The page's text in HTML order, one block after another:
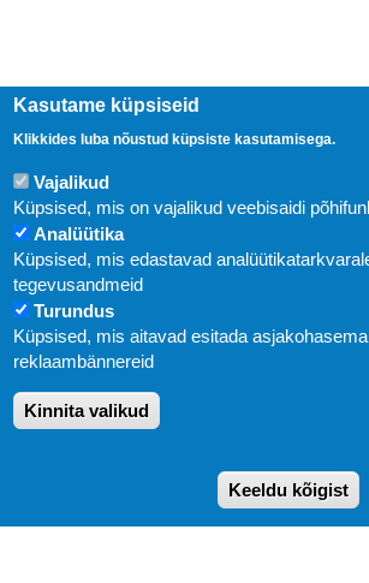
Uudised
KIRJASTUS PEGASUS OÜ
Paldiski mnt. 29 (A korpus VI
E-post:
Kasutame küpsiseid
Klikkides luba nõustud küpsiste kasutamisega.
Vajalikud
Küpsised, mis on vajalikud veebisaidi
Analüütika
Küpsised, mis edastavad
tegevusandmeid
Turundus
Küpsised, mis aitavad esitada
reklaambännereid
Kinnita valikud
Keeldu kõigist